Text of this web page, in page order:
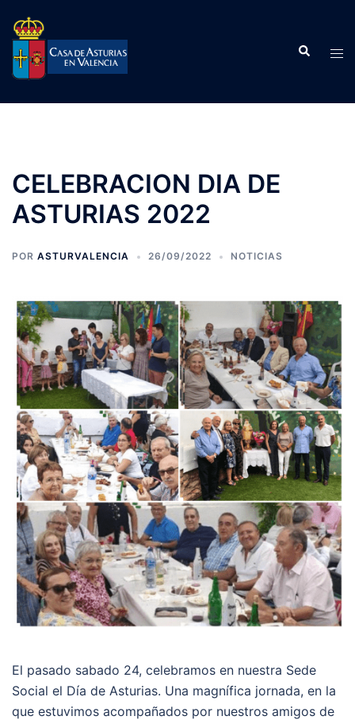
contenido
Buscar
CELEBRACION DIA DE
ASTURIAS 2022
POR ASTURVALENCIA 26/09/2022 NOTICIAS
El pasado sabado 24, celebramos en nuestra Sede
Social el Día de Asturias. Una magnífica jornada, en la
que estuvimos acompañados por nuestros amigos de